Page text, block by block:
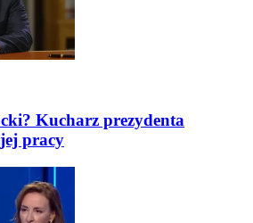
Kucharz prezydenta
pracy